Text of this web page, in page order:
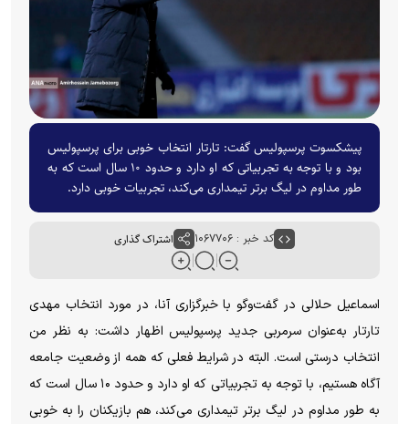
پیشکسوت پرسپولیس گفت: تارتار انتخاب خوبی برای پرسپولیس
بود و با توجه به تجربیاتی که او دارد و حدود ۱۰ سال است که به
طور مداوم در لیگ برتر تیمداری می‌کند، تجربیات خوبی دارد.
کد خبر : ۱۰۶۷۷۰۶ اشتراک گذاری
اسماعیل حلالی در گفت‌وگو با خبرگزاری آنا، در مورد انتخاب مهدی
تارتار به‌عنوان سرمربی جدید پرسپولیس اظهار داشت: به نظر من
انتخاب درستی است. البته در شرایط فعلی که همه از وضعیت جامعه
آگاه هستیم، با توجه به تجربیاتی که او دارد و حدود ۱۰ سال است که
به طور مداوم در لیگ برتر تیمداری می‌کند، هم بازیکنان را به خوبی